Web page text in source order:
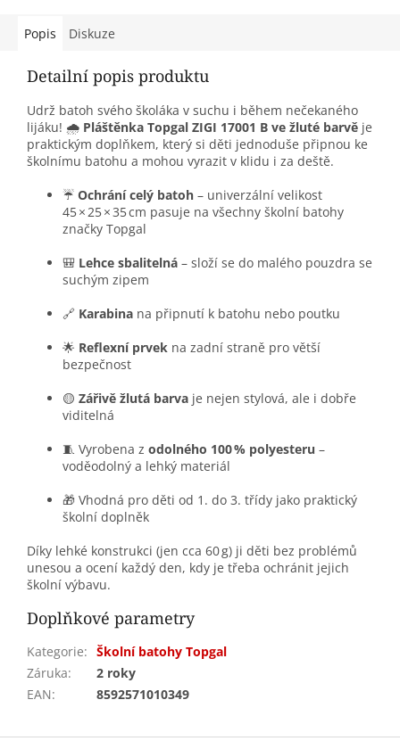
Popis Diskuze
Detailní popis produktu
Udrž batoh svého školáka v suchu i během nečekaného
lijáku! 🌧️ Pláštěnka Topgal ZIGI 17001 B ve žluté barvě je
praktickým doplňkem, který si děti jednoduše připnou ke
školnímu batohu a mohou vyrazit v klidu i za deště.
☔ Ochrání celý batoh – univerzální velikost
45 × 25 × 35 cm pasuje na všechny školní batohy
značky Topgal
🎒 Lehce sbalitelná – složí se do malého pouzdra se
suchým zipem
🔗 Karabina na připnutí k batohu nebo poutku
🌟 Reflexní prvek na zadní straně pro větší
bezpečnost
🟡 Zářivě žlutá barva je nejen stylová, ale i dobře
viditelná
🧵 Vyrobena z odolného 100 % polyesteru –
voděodolný a lehký materiál
🎁 Vhodná pro děti od 1. do 3. třídy jako praktický
školní doplněk
Díky lehké konstrukci (jen cca 60 g) ji děti bez problémů
unesou a ocení každý den, kdy je třeba ochránit jejich
školní výbavu.
Doplňkové parametry
Kategorie: Školní batohy Topgal
Záruka:
2 roky
EAN: 8592571010349